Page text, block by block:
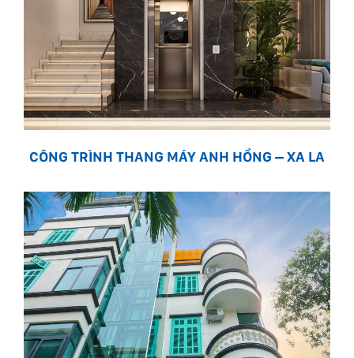
CÔNG TRÌNH THANG MÁY ANH HỒNG – XA LA